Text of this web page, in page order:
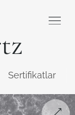
Sertifikatlar